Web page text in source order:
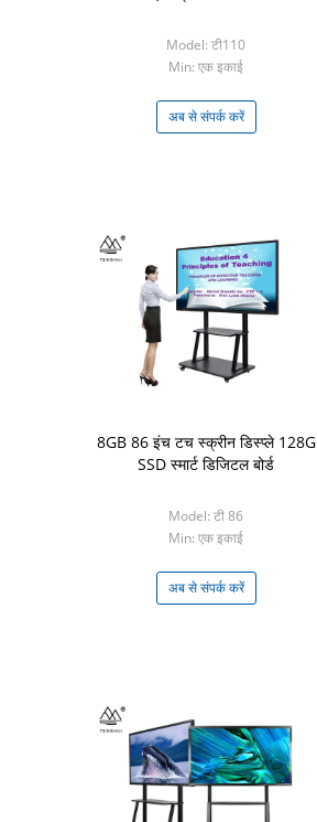
Model: टी110
Min: एक इकाई
अब से संपर्क करें
8GB 86 इंच टच स्क्रीन डिस्प्ले 128G
SSD स्मार्ट डिजिटल बोर्ड
Model: टी 86
Min: एक इकाई
अब से संपर्क करें